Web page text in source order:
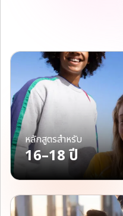
หลักสูตรสำหรับ
16–18 ปี